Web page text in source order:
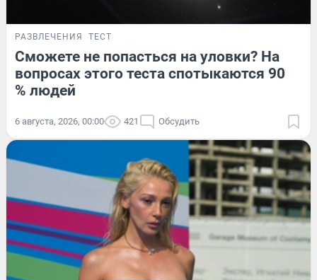
РАЗВЛЕЧЕНИЯ ТЕСТ
Сможете не попасться на уловки? На
вопросах этого теста спотыкаются 90
% людей
6 августа, 2026, 00:00 421 Обсудить